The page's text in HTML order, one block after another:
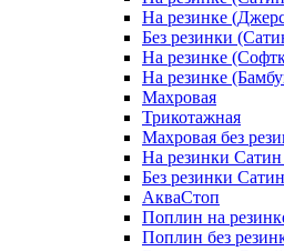
На резинке
Без резинки
На резинке
На резинке
Махровая
Трикотажная
Махровая без
На резинки
Без резинки
АкваСтоп
Поплин на
Поплин без